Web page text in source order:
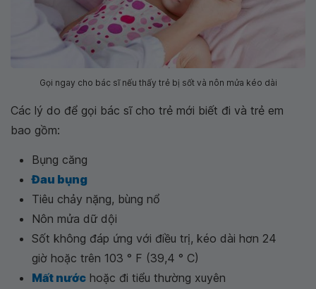
Gọi ngay cho bác sĩ nếu thấy trẻ bị sốt và nôn mửa kéo dài
Các lý do để gọi bác sĩ cho trẻ mới biết đi và trẻ em
bao gồm:
Bụng căng
Đau bụng
Tiêu chảy nặng, bùng nổ
Nôn mửa dữ dội
Sốt không đáp ứng với điều trị, kéo dài hơn 24
giờ hoặc trên 103 ° F (39,4 ° C)
Mất nước hoặc đi tiểu thường xuyên